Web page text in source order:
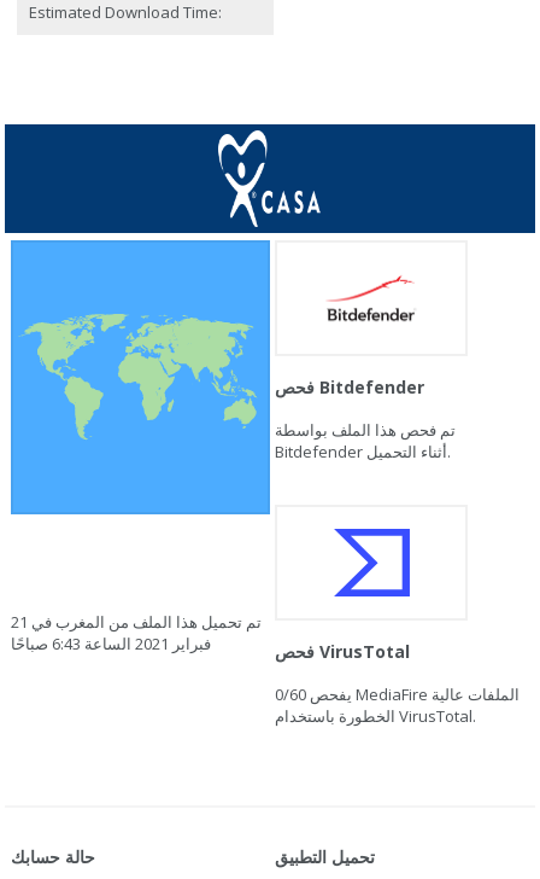
Estimated Download Time:
تم تحميل هذا الملف من المغرب في 21
فبراير 2021 الساعة 6:43 صباحًا
فحص Bitdefender
تم فحص هذا الملف بواسطة
Bitdefender أثناء التحميل.
فحص VirusTotal
0/60
الخطورة باستخدام VirusTotal.
حالة حسابك تحميل التطبيق